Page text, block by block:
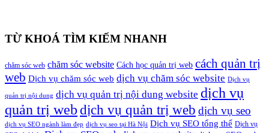
TỪ KHOÁ TÌM KIẾM NHANH
chăm sóc web chăm sóc website Cách học quản trị web cách quản trị
web Dịch vụ chăm sóc web dịch vụ chăm sóc website Dịch vụ
quản trị nội dung dịch vụ quản trị nội dung website dịch vụ
quản trị web dịch vụ quản trị web dịch vụ seo
dịch vụ SEO ngành làm đẹp dịch vụ seo tại Hà Nội Dịch vụ SEO tổng thể Dịch vụ